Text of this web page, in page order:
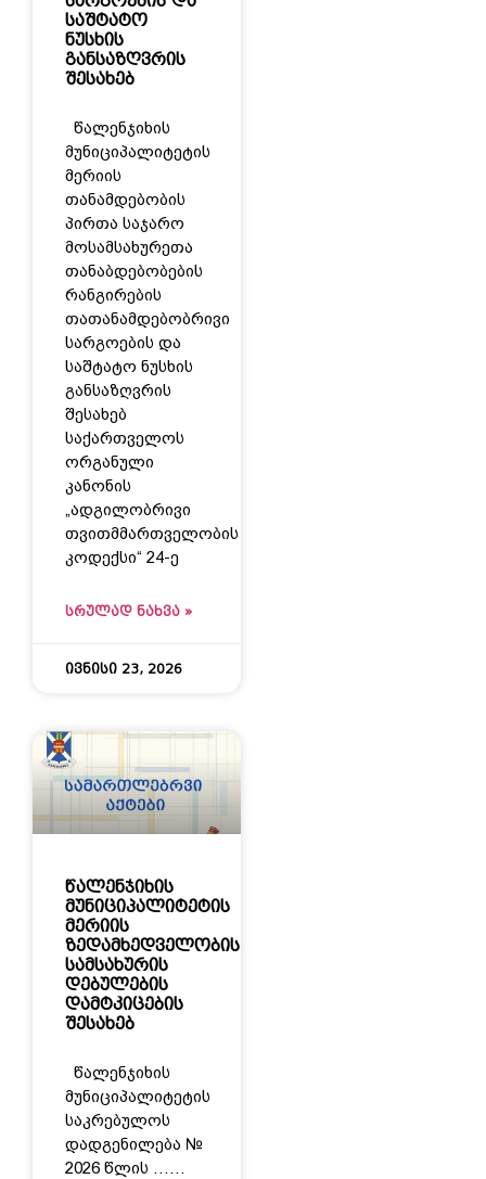
საშტატო
ნუსხის
განსაზღვრის
შესახებ
წალენჯიხის
მუნიციპალიტეტის
მერიის
თანამდებობის
პირთა საჯარო
მოსამსახურეთა
თანაბდებობების
რანგირების
თათანამდებობრივი
სარგოების და
საშტატო ნუსხის
განსაზღვრის
შესახებ
საქართველოს
ორგანული
კანონის
„ადგილობრივი
თვითმმართველობის
კოდექსი“ 24-ე
ᲡᲠᲣᲚᲐᲓ ᲜᲐᲮᲕᲐ »
ივნისი 23, 2026
წალენჯიხის
მუნიციპალიტეტის
მერიის
ზედამხედველობის
სამსახურის
დებულების
დამტკიცების
შესახებ
წალენჯიხის
მუნიციპალიტეტის
საკრებულოს
დადგენილება №
2026 წლის ……